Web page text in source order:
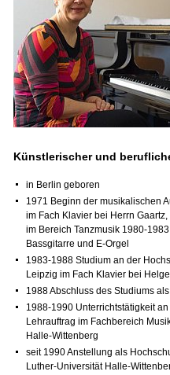
Künstlerischer und
in Berlin geboren
1971 Beginn der musikalischen
im Fach Klavier bei Herrn
im Bereich Tanzmusik 1980-
Bassgitarre und E-Orgel
1983-1988 Studium an der
Leipzig im Fach Klavier bei
1988 Abschluss des Studiums
1988-1990 Unterrichtstätigkeit
Lehrauftrag im Fachbereich
Halle-Wittenberg
seit 1990 Anstellung als
Luther-Universität Halle-